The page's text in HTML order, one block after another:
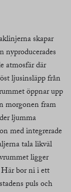
skapar
nyproducerades
atmosfär där
ljusinsläpp från
öppnar upp
morgonen fram
ljumma
med integrerade
tala likväl
ligger
bor ni i ett
puls och